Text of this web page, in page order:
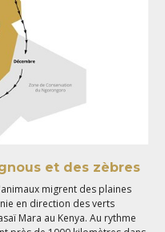
et des zèbres
migrent des plaines
en direction des verts
Mara au Kenya. Au rythme